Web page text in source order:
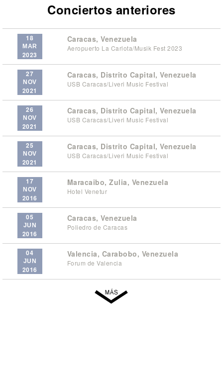
Conciertos anteriores
18
MAR
2023
Caracas, Venezuela
Aeropuerto La Carlota/Musik Fest 2023
27
NOV
2021
Caracas, Distrito Capital, Venezuela
USB Caracas/Liveri Music Festival
26
NOV
2021
Caracas, Distrito Capital, Venezuela
USB Caracas/Liveri Music Festival
25
NOV
2021
Caracas, Distrito Capital, Venezuela
USB Caracas/Liveri Music Festival
17
NOV
2016
Maracaibo, Zulia, Venezuela
Hotel Venetur
05
JUN
2016
Caracas, Venezuela
Poliedro de Caracas
04
JUN
2016
Valencia, Carabobo, Venezuela
Forum de Valencia